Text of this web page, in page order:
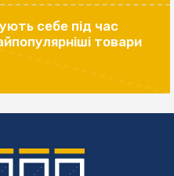
себе під час
товари